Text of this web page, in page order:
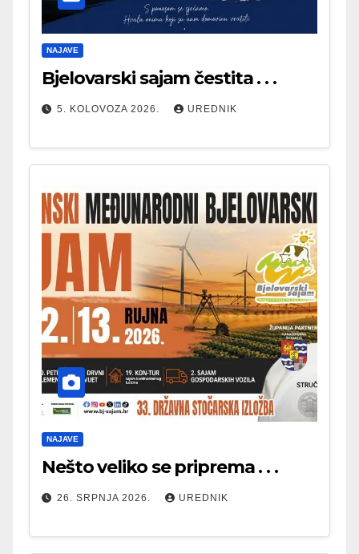
NAJAVE
Bjelovarski sajam čestita . . .
5. KOLOVOZA 2026. UREDNIK
NAJAVE
Nešto veliko se priprema . . .
26. SRPNJA 2026. UREDNIK